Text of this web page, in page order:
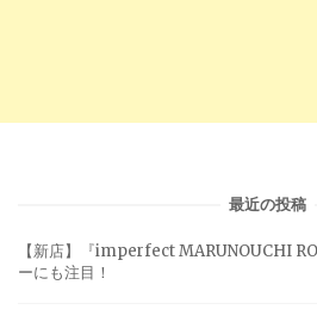
最近の投稿
【新店】『imperfect MARUNOUCHI
ーにも注目！